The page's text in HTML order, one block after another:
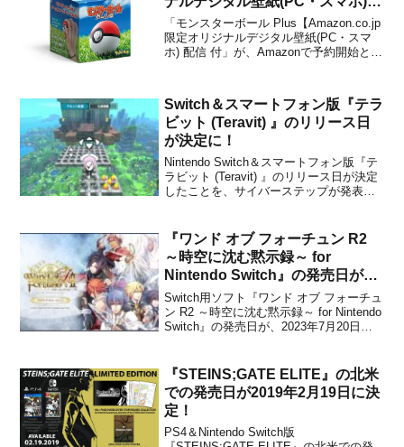
配信 付」がAmazonで予約開始！
「モンスターボール Plus【Amazon.co.jp
限定オリジナルデジタル壁紙(PC・スマ
ホ) 配信 付」が、Amazonで予約開始とな
なります。なお、販売価格に関しては特
典なしのほうが割引があ...
Switch＆スマートフォン版『テラ
ビット (Teravit) 』のリリース日
が決定に！
Nintendo Switch＆スマートフォン版『テ
ラビット (Teravit) 』のリリース日が決定
したことを、サイバーステップが発表し
9日（木）と11月23日（木）に発売すると
のこと...
『ワンド オブ フォーチュン R2
～時空に沈む黙示録～ for
Nintendo Switch』の発売日が
2023年7月20日に決定！
Switch用ソフト『ワンド オブ フォーチュ
ン R2 ～時空に沈む黙示録～ for Nintendo
Switch』の発売日が、2023年7月20日に
が7,150円(税込)、特装版が9,350円(税
込)、ダ...
『STEINS;GATE ELITE』の北米
での発売日が2019年2月19日に決
定！
PS4＆Nintendo Switch版